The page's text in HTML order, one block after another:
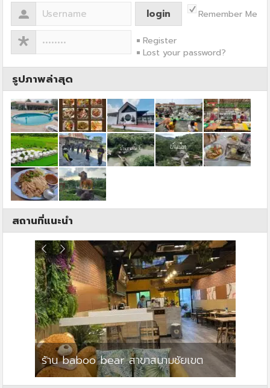
Remember Me
Register
Lost your password?
รูปภาพล่าสุด
สถานที่แนะนำ
ร้าน baboo bear สาขาสนามชัยเขต